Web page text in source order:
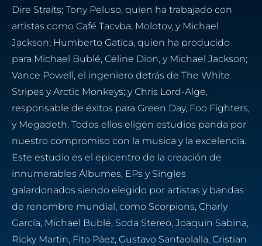
Dire Straits; Tony Peluso, quien ha trabajado con
artistas como Café Tacvba, Molotov, y Michael
Jackson; Humberto Gatica, quien ha producido
para Michael Bublé, Céline Dion, y Michael Jackson;
Vance Powell, el ingeniero detrás de The White
Stripes y Arctic Monkeys; y Chris Lord-Alge,
responsable de éxitos para Green Day, Foo Fighters,
y Megadeth. Todos ellos eligen estudios panda por
nuestro compromiso con la musica y la excelencia.
Este estudio es el epicentro de la creación de
innumerables Álbumes, EPs y Singles
galardonados siendo elegido por artistas y bandas
de renombre mundial, como Scorpions, Charly
García, Michael Bublé, Soda Stereo, Joaquín Sabina,
Ricky Martin, Fito Páez, Gustavo Santaolalla, Cristian